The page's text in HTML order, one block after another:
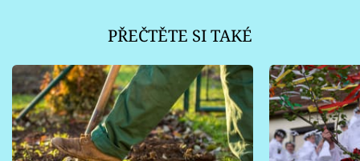
PŘEČTĚTE SI TAKÉ